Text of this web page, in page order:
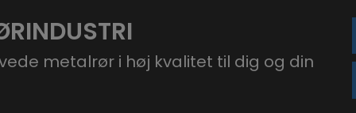
metalrør i høj kvalitet til dig og din